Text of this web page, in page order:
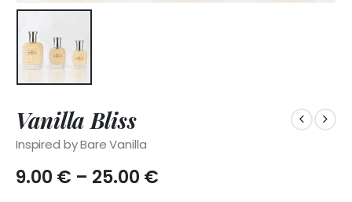
Vanilla Bliss
Inspired by Bare Vanilla
9.00 € – 25.00 €